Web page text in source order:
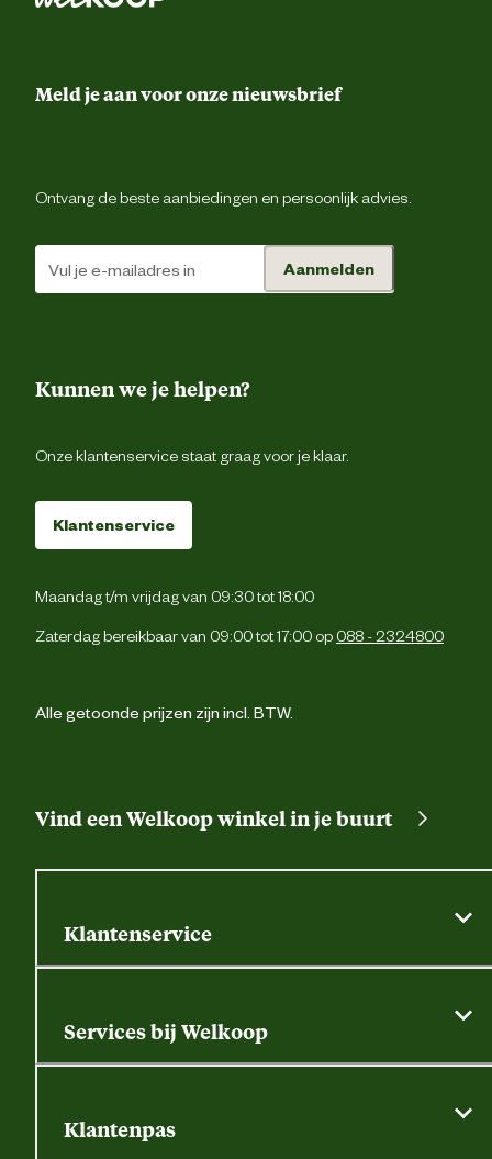
Meld je aan voor onze nieuwsbrief
Ontvang de beste aanbiedingen en persoonlijk advies.
Aanmelden
Kunnen we je helpen?
Onze klantenservice staat graag voor je klaar.
Klantenservice
Maandag t/m vrijdag van 09:30 tot 18:00
Zaterdag bereikbaar van 09:00 tot 17:00 op 088 - 2324800
Alle getoonde prijzen zijn incl. BTW.
Vind een Welkoop winkel in je buurt
Klantenservice
Contactformulier
Retouren, service en garantie
Services bij Welkoop
Dierspecialist
Klantenpas